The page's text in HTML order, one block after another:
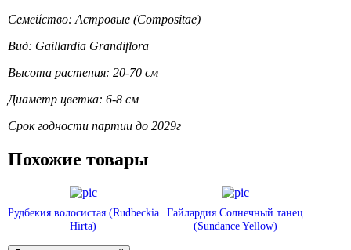
Семейство: Астровые (Compositae)
Вид: Gaillardia Grandiflora
Высота растения: 20-70 см
Диаметр цветка: 6-8 см
Срок годности партии до 2029г
Похожие товары
Рудбекия волосистая (Rudbeckia
Hirta)
Гайлардия Солнечный танец
(Sundance Yellow)